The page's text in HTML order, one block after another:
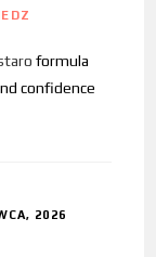
formula
confidence
2026